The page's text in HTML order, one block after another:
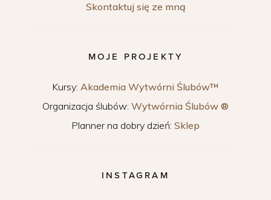
Skontaktuj się ze mną
MOJE PROJEKTY
Kursy: Akademia Wytwórni Ślubów™
Organizacja ślubów: Wytwórnia Ślubów ®
Planner na dobry dzień: Sklep
INSTAGRAM